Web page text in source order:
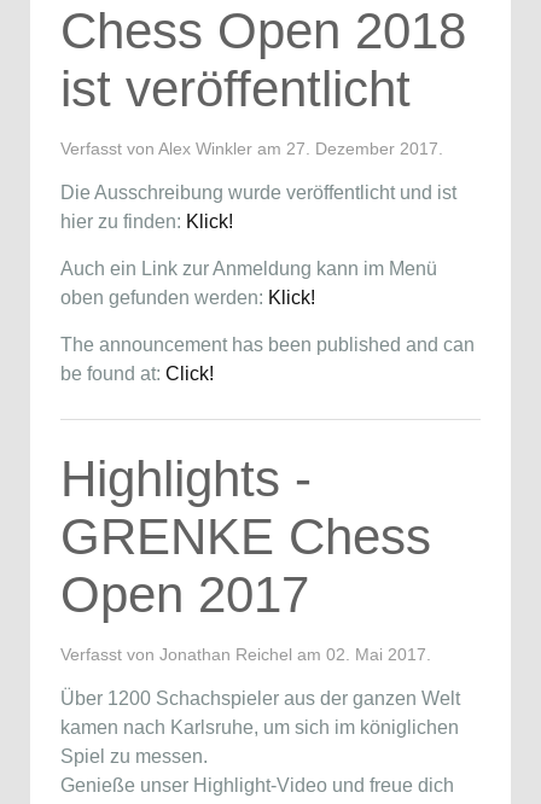
Chess Open 2018
ist veröffentlicht
Verfasst von Alex Winkler am 27. Dezember 2017
Die Ausschreibung wurde veröffentlicht und ist
hier zu finden: Klick!
Auch ein Link zur Anmeldung kann im Menü
oben gefunden werden: Klick!
The announcement has been published and can
be found at: Click!
Highlights -
GRENKE Chess
Open 2017
Verfasst von Jonathan Reichel am 02. Mai 2017
Über 1200 Schachspieler aus der ganzen Welt
kamen nach Karlsruhe, um sich im königlichen
Spiel zu messen.
Genieße unser Highlight-Video und freue dich